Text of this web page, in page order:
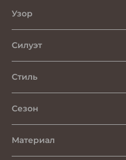
Узор
Силуэт
Стиль
Сезон
Материал